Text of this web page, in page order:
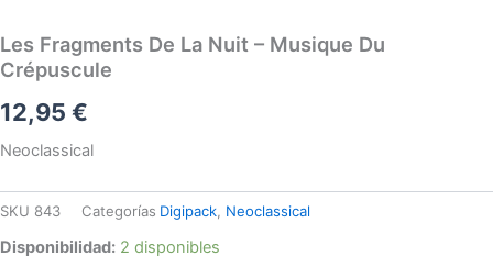
Les Fragments De La Nuit – Musique Du
Crépuscule
12,95 €
Neoclassical
SKU 843 Categorías Digipack Neoclassical
Disponibilidad: 2 disponibles
cantidad